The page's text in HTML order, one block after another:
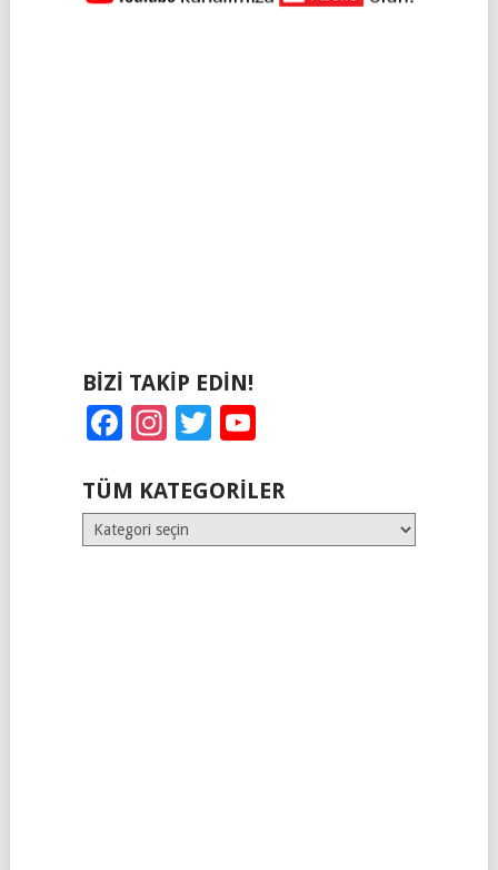
BIZI TAKIP EDIN!
Facebook
Instagram
Twitter
TÜM KATEGORILER
Tüm
Kategoriler